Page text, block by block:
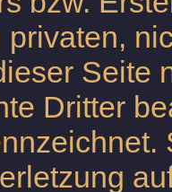
Seite
Dritter